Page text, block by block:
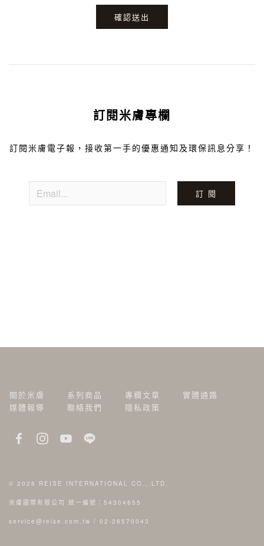
確認送出
訂閱米膚專欄
訂閱米膚電子報，接收第一手的優惠通知及環保訊息分享！
訂 閱
關於米膚 系列商品 專欄文章
實體通路
媒體報導
聯絡我們 隱私政策
© 2026 REISE INTERNATIONAL CO., LTD.
米膚國際有限公司 統一編號：54304655
service@reise.com.tw / 02-28570043